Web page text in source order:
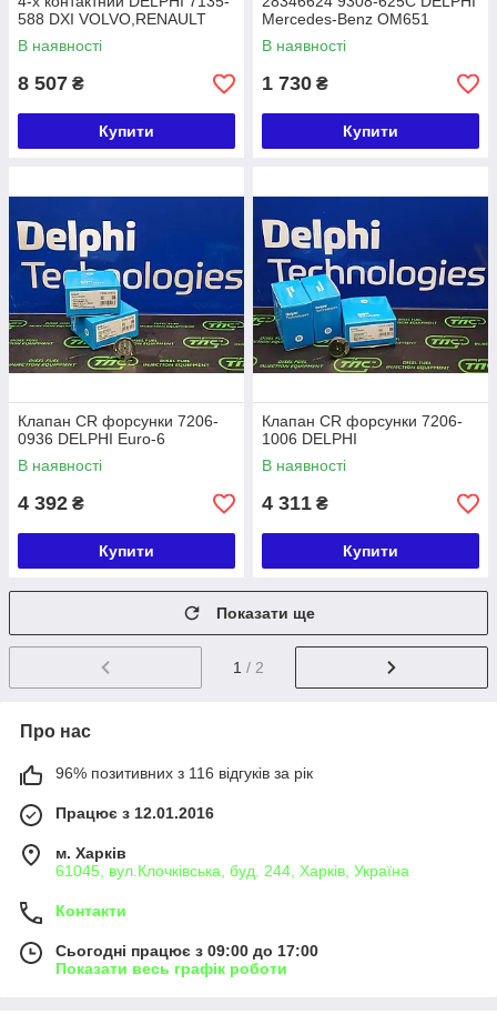
588 DXI VOLVO,RENAULT
В наявності
8 507 ₴
Купити
Mercedes-Benz OM651
В наявності
1 730 ₴
Купити
Клапан CR форсунки 7206-
0936 DELPHI Euro-6
В наявності
4 392 ₴
Купити
Клапан CR форсунки 7206-
1006 DELPHI
В наявності
4 311 ₴
Купити
Показати ще
1 / 2
Про нас
96% позитивних з 116 відгуків за рік
Працює з 12.01.2016
м. Харків
61045, вул.Клочківська, буд. 244, Харків, Україна
Контакти
Сьогодні працює з 09:00 до 17:00
Показати весь графік роботи